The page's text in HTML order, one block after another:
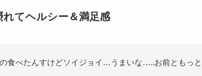
てヘルシー＆満足感
食べたんすけどソイジョイ…うまいな…..お前ともっ